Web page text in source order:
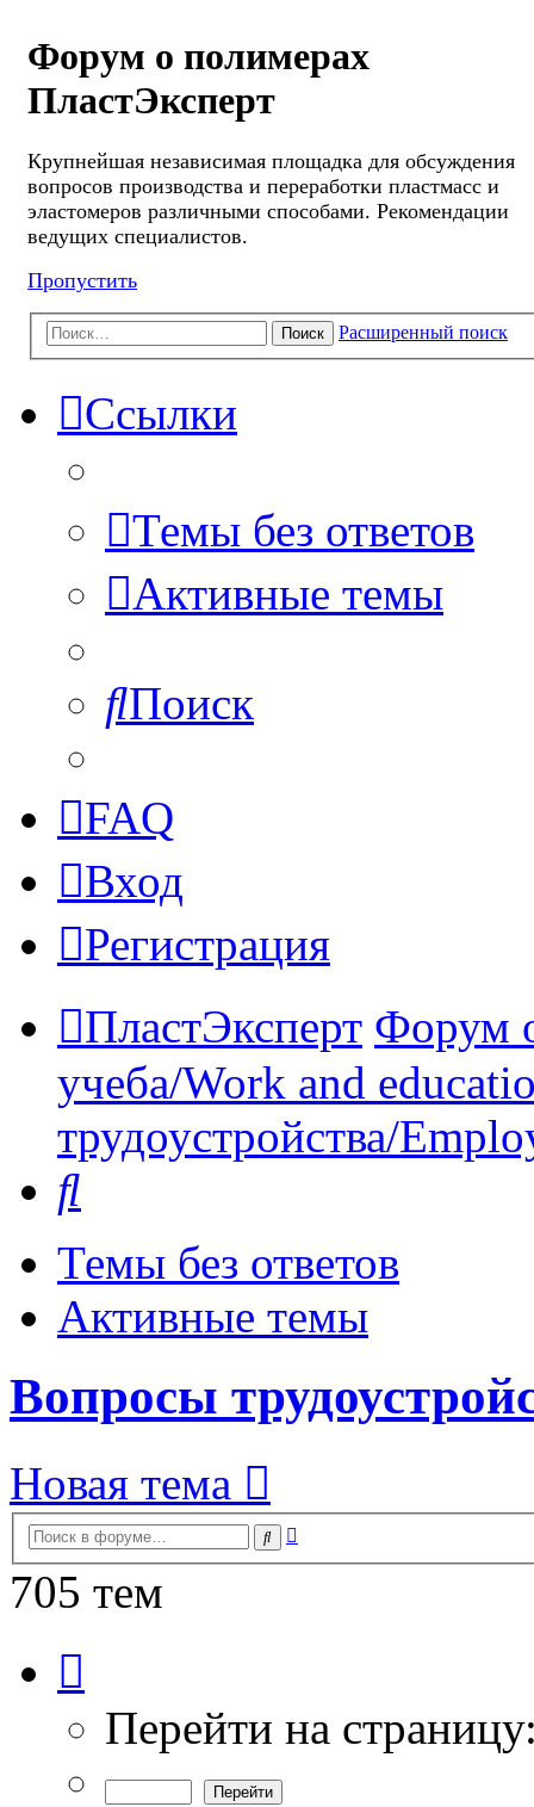
Форум о полимерах
ПластЭксперт
Крупнейшая независимая площадка для обсуждения
вопросов производства и переработки пластмасс и
эластомеров различными способами. Рекомендации
ведущих специалистов.
Пропустить
Поиск Расширенный поиск
Ссылки
Темы без ответов
Активные темы
Поиск
FAQ
Вход
Регистрация
ПластЭксперт Форум
учеба/Work and
трудоустройства/
Темы без ответов
Активные темы
Вопросы
Новая тема
Поиск
705 тем
из
Перейти на